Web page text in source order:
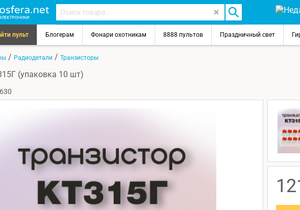
пульт Блогерам Фонари охотникам 8888 пультов Праздничный свет
/ Радиодетали / Транзисторы
(упаковка 10 шт)